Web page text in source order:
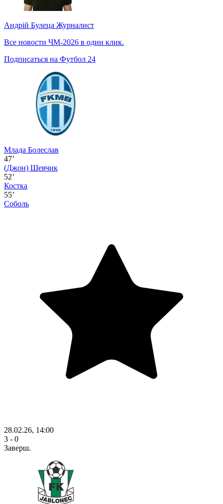
Андрій Булеца Журналист
Все новости ЧМ-2026 в один клик.
Подписаться на Футбол 24
Млада Болеслав
47’
(Джон) Шевчик
52’
Костка
55’
Соболь
28.02.26, 14:00
3 - 0
Заверш.